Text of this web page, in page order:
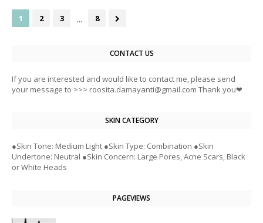
1 2 3 ... 8
CONTACT US
If you are interested and would like to contact me, please send
your message to >>> roosita.damayanti@gmail.com Thank you❤
SKIN CATEGORY
●Skin Tone: Medium Light ●Skin Type: Combination ●Skin
Undertone: Neutral ●Skin Concern: Large Pores, Acne Scars, Black
or White Heads
PAGEVIEWS